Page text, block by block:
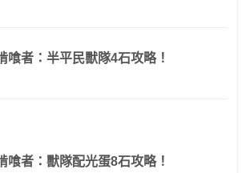
喰者：半平民獸隊4石攻略！
喰者：獸隊配光蛋8石攻略！